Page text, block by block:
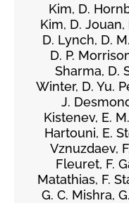
Kim, D.
Kim, D.
D. Lynch, D.
D. P.
Sharma, D.
Winter, D. Yu.
J.
Kistenev, E.
Hartouni, E.
Vznuzdaev,
Fleuret, F.
Matathias, F.
G. C. Mishra,